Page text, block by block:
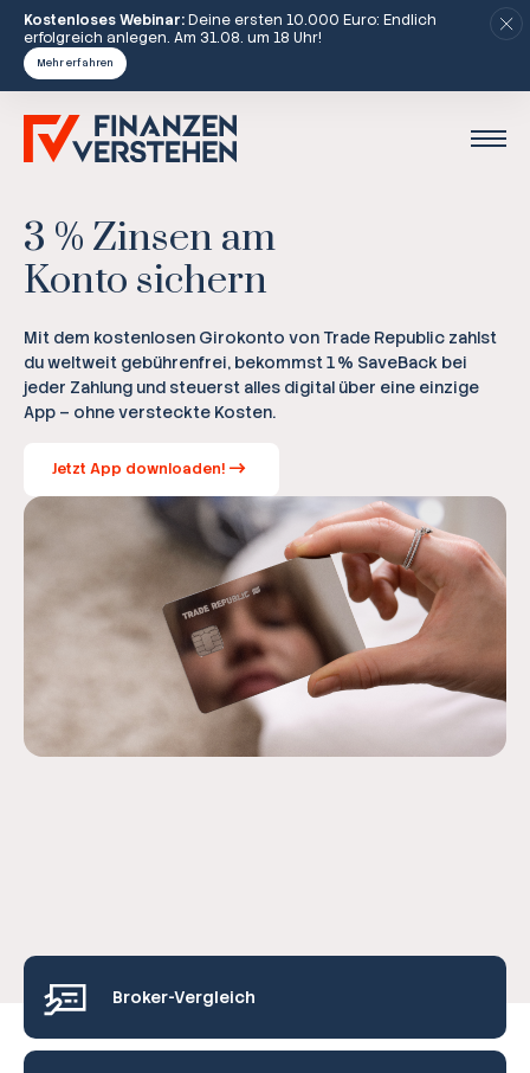
Kostenloses Webinar:Deine ersten 10.000 Euro: Endlich
erfolgreich anlegen. Am 31.08. um 18 Uhr!
Mehr erfahren
3 % Zinsen am
Konto sichern
Mit dem kostenlosen Girokonto von Trade Republic zahlst
du weltweit gebührenfrei, bekommst 1 % SaveBack bei
jeder Zahlung und steuerst alles digital über eine einzige
App – ohne versteckte Kosten.
Jetzt App downloaden!
Broker-Vergleich